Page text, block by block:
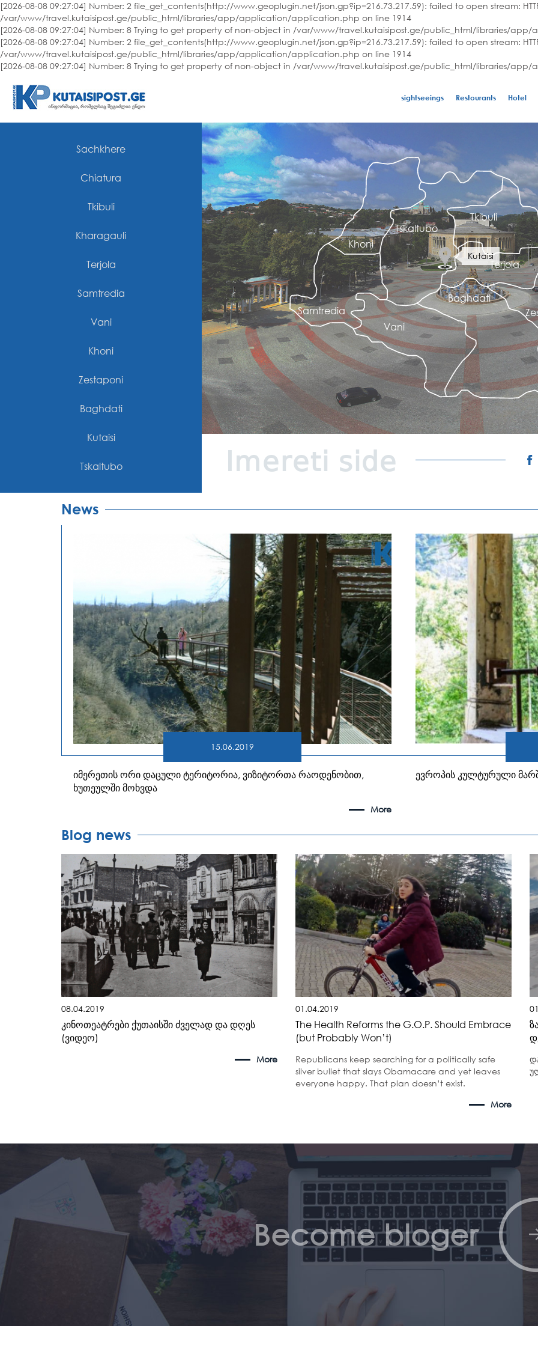
[2026-08-08 09:27:04] Number: 2 file_get_contents(http://www.geoplugin.net/json.gp?ip=216.73.217.59): failed to open stream:
/var/www/travel.kutaisipost.ge/public_html/libraries/app/application/application.php on line 1914
[2026-08-08 09:27:04] Number: 8 Trying to get property of non-object in /var/www/travel.kutaisipost.ge/public_html/libraries/
[2026-08-08 09:27:04] Number: 2 file_get_contents(http://www.geoplugin.net/json.gp?ip=216.73.217.59): failed to open stream:
/var/www/travel.kutaisipost.ge/public_html/libraries/app/application/application.php on line 1914
[2026-08-08 09:27:04] Number: 8 Trying to get property of non-object in /var/www/travel.kutaisipost.ge/public_html/libraries/
sightseeings Restourants Hotel
Sachkhere
Chiatura
Tkibuli
Kharagauli
Terjola
Samtredia
Vani
Khoni
Zestaponi
Baghdati
Kutaisi
Tskaltubo
Baghdati
Vani
Terjola
Samtredia
Tkibuli
Tskaltubo
Khoni
Kutaisi
Imereti side
News
15.06.2019
იმერეთის ორი დაცული ტერიტორია, ვიზიტორთა რაოდენობით,
ხუთეულში მოხვდა
More
ევროპის კულტურული
Blog news
08.04.2019
კინოთეატრები ქუთაისში ძველად და დღეს
(ვიდეო)
More
01.04.2019
The Health Reforms the G.O.P. Should Embrace
(but Probably Won’t)
Republicans keep searching for a politically safe
silver bullet that slays Obamacare and yet leaves
everyone happy. That plan doesn’t exist.
More
Become bloger